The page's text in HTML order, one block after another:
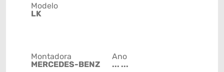
Modelo
LK
Montadora
MERCEDES-BENZ
Ano
... ...